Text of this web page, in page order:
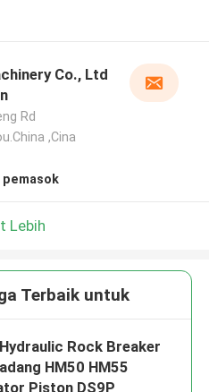
Co., Ltd
Rd
,Cina
Lebih
Terbaik untuk
Rock Breaker
HM50 HM55
Piston DS9P